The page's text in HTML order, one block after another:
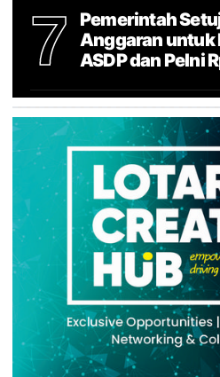
7
Pemerintah
Anggaran untuk
ASDP dan Pelni